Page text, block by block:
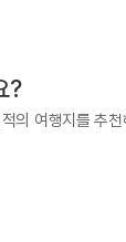
?
의 여행지를 추